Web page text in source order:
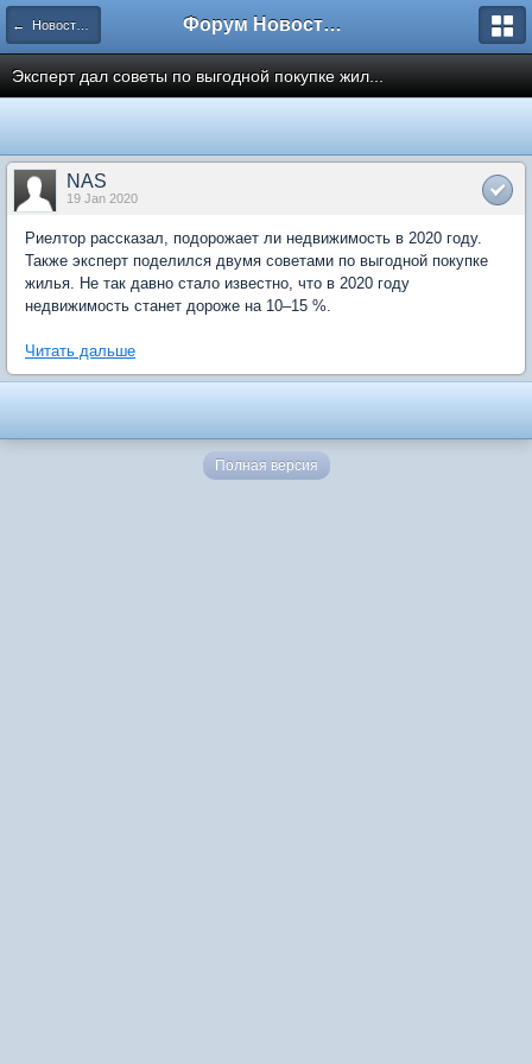
← Новости рынка недвижимости Форум Новостройки
Эксперт дал советы по выгодной покупке жил...
NAS
19 Jan 2020
Риелтор рассказал, подорожает ли недвижимость в 2020 году.
Также эксперт поделился двумя советами по выгодной покупке
жилья. Не так давно стало известно, что в 2020 году
недвижимость станет дороже на 10–15 %.
Читать дальше
Полная версия